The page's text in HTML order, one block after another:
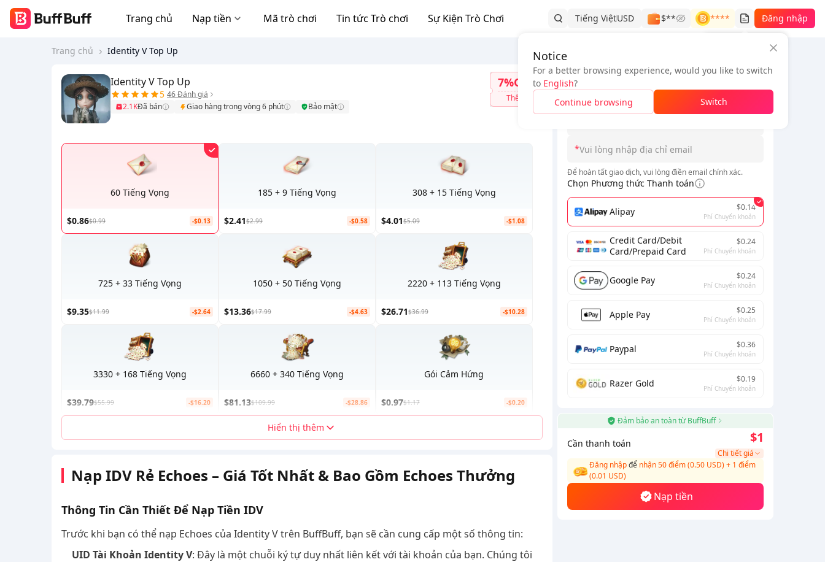
Trang chủ Nạp tiền Mã trò chơi Tin tức Trò chơi Sự Kiện Trò Chơi Tiếng ViệtUSD $**
****
Đăng nhập
Trang chủ Identity V Top Up
Thông tin đơn hàng
*
*
Để hoàn tất giao dịch, vui lòng điền email chính xác.
Chọn Phương thức Thanh toán
Alipay $0.14
Phí Chuyển khoản
Credit Card/Debit
Card/Prepaid Card
$0.24
Phí Chuyển khoản
Google Pay $0.24
Phí Chuyển khoản
Apple Pay $0.25
Phí Chuyển khoản
Paypal $0.36
Phí Chuyển khoản
Razer Gold $0.19
Phí Chuyển khoản
Đảm bảo an toàn từ BuffBuff
Cần thanh toán
Chi tiết giá
$1
Đăng nhậpđể nhận 50 điểm (0.50 USD)+ 1 điểm
(0.01 USD)
Nạp tiền
Identity V Top Up
5 46 Đánh giá
2.1KĐã bán Giao hàng trong vòng 6 phút Bảo mật
7%OFF
Thêm
60 Tiếng Vọng
$0.86$0.99 -$0.13
185 + 9 Tiếng Vọng
$2.41$2.99 -$0.58
308 + 15 Tiếng Vọng
$4.01$5.09 -$1.08
725 + 33 Tiếng Vọng
$9.35$11.99 -$2.64
1050 + 50 Tiếng Vọng
$13.36$17.99 -$4.63
2220 + 113 Tiếng Vọng
$26.71$36.99 -$10.28
3330 + 168 Tiếng Vọng
$39.79$55.99 -$16.20
6660 + 340 Tiếng Vọng
$81.13$109.99 -$28.86
Gói Cảm Hứng
$0.97$1.17 -$0.20
Hiển thị thêm
Nạp IDV Rẻ Echoes – Giá Tốt Nhất & Bao Gồm Echoes Thưởng
Thông Tin Cần Thiết Để Nạp Tiền IDV
Trước khi bạn có thể nạp Echoes của Identity V trên BuffBuff, bạn sẽ cần cung cấp một số thông tin:
UID Tài Khoản Identity V: Đây là một chuỗi ký tự duy nhất liên kết với tài khoản của bạn. Chúng tôi
Notice
For a better browsing experience, would you like to switch
to English?
Continue browsing
Switch